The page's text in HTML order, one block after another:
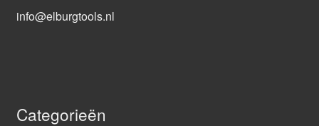
info@elburgtools.nl
Categorieën